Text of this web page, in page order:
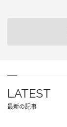
LATEST
最新の記事